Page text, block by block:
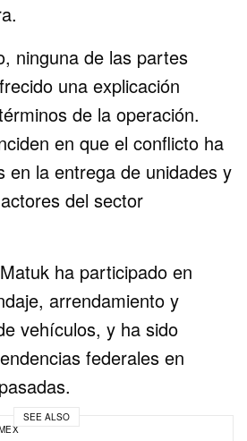
ninguna de las partes
una explicación
de la operación.
en que el conflicto ha
en la entrega de unidades y
del sector
ha participado en
arrendamiento y
vehículos, y ha sido
federales en
SEE ALSO